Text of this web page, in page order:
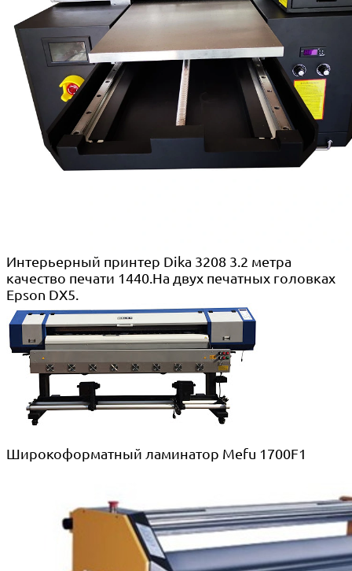
Интерьерный принтер Dika 3208 3.2 метра
качество печати 1440.На двух печатных головках
Epson DX5.
Широкоформатный ламинатор Mefu 1700F1